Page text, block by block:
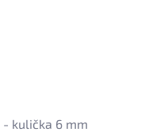
kulička 6 mm